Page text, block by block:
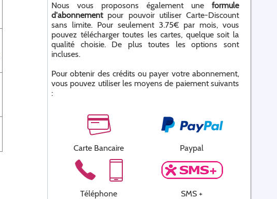
Nous vous proposons également une formule
d'abonnementpour pouvoir utiliser Carte-Discount
sans limite. Pour seulement 3.75€ par mois, vous
pouvez télécharger toutes les cartes, quelque soit la
qualité choisie. De plus toutes les options sont
incluses.
Pour obtenir des crédits ou payer votre abonnement,
vous pouvez utiliser les moyens de paiement suivants
:
Carte Bancaire Paypal
Téléphone SMS +